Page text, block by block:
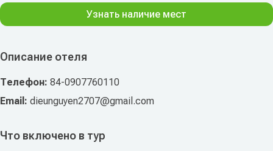
Описание отеля
Телефон: 84-0907760110
Email: dieunguyen2707@gmail.com
Что включено в тур
Узнать наличие мест